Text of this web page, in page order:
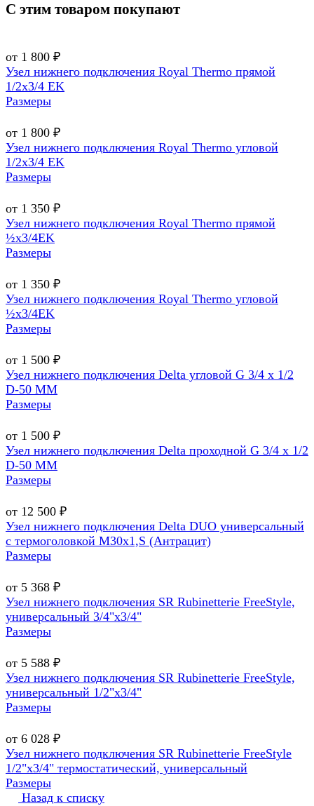
С этим товаром покупают
от 1 800 ₽
Узел нижнего подключения Royal Thermo прямой
1/2х3/4 EK
Размеры
от 1 800 ₽
Узел нижнего подключения Royal Thermo угловой
1/2х3/4 EK
Размеры
от 1 350 ₽
Узел нижнего подключения Royal Thermo прямой
½х3/4EK
Размеры
от 1 350 ₽
Узел нижнего подключения Royal Thermo угловой
½х3/4EK
Размеры
от 1 500 ₽
Узел нижнего подключения Delta угловой G 3/4 х 1/2
D-50 MM
Размеры
от 1 500 ₽
Узел нижнего подключения Delta проходной G 3/4 х 1/2
D-50 MM
Размеры
от 12 500 ₽
Узел нижнего подключения Delta DUO универсальный
с термоголовкой М30х1,Ѕ (Антрацит)
Размеры
от 5 368 ₽
Узел нижнего подключения SR Rubinetterie FreeStyle,
универсальный 3/4"х3/4"
Размеры
от 5 588 ₽
Узел нижнего подключения SR Rubinetterie FreeStyle,
универсальный 1/2"х3/4"
Размеры
от 6 028 ₽
Узел нижнего подключения SR Rubinetterie FreeStyle
1/2"х3/4" термостатический, универсальный
Размеры
Назад к списку